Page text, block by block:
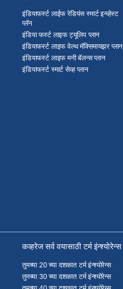
इंडियाफर्स्ट लाईफ रेडियंस स्मार्ट इन्व्हेस्ट
प्लॅन
इंडिया फर्स्ट लाइफ ट्यूलिप प्लान
इंडियाफर्स्ट लाइफ वेल्थ मॅक्सिमायझर प्लान
इंडियाफर्स्ट लाइफ मनी बॅलन्स प्लान
इंडियाफर्स्ट स्मार्ट सेव्ह प्लान
कव्हरेज सर्व वयासाठी टर्म इंन्श्योरेन्स
तुमच्या 20 च्या दशकात टर्म इंन्श्योरेन्स
तुमच्या 30 च्या दशकात टर्म इंन्श्योरेन्स